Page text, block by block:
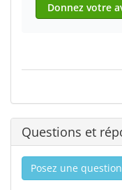
Donnez votre
Questions et
Posez une question